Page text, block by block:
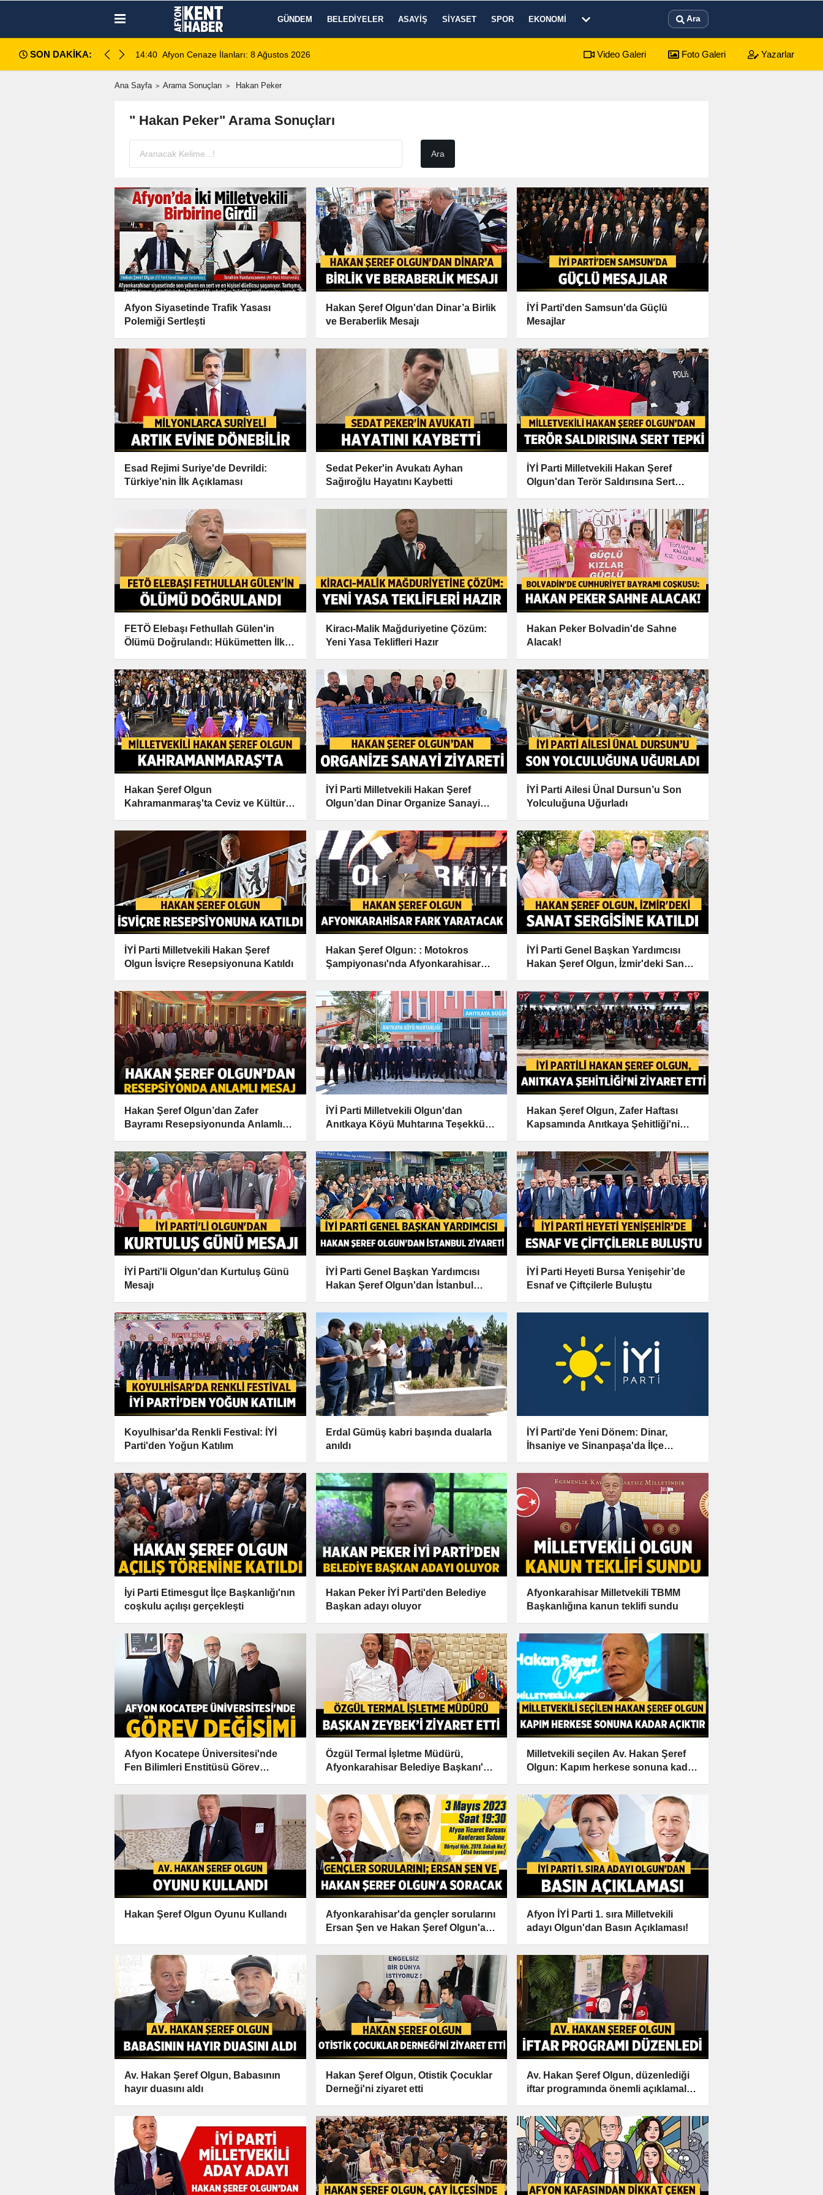
GÜNDEM BELEDIYELER ASAYIŞ SIYASET SPOR EKONOMI Ara
SON DAKİKA: 14:35 Sinanpaşa’da Otobüs Kazası: 1 Ölü, 15 Yaralı 8 Ağustos 2026 Afyonkarahisar Nöbetçi Eczaneler
Video Galeri Foto Galeri Yazarlar
Ana Sayfa Arama Sonuçları Hakan Peker
" Hakan Peker" Arama Sonuçları
Afyon Siyasetinde Trafik Yasası
Polemiği Sertleşti
Hakan Şeref Olgun'dan Dinar’a Birlik
ve Beraberlik Mesajı
İYİ Parti'den Samsun'da Güçlü
Mesajlar
Esad Rejimi Suriye'de Devrildi:
Türkiye'nin İlk Açıklaması
Sedat Peker'in Avukatı Ayhan
Sağıroğlu Hayatını Kaybetti
İYİ Parti Milletvekili Hakan Şeref
Olgun'dan Terör Saldırısına Sert
FETÖ Elebaşı Fethullah Gülen'in
Ölümü Doğrulandı: Hükümetten İlk
Kiracı-Malik Mağduriyetine Çözüm:
Yeni Yasa Teklifleri Hazır
Hakan Peker Bolvadin'de Sahne
Alacak!
Hakan Şeref Olgun
Kahramanmaraş'ta Ceviz ve Kültür
İYİ Parti Milletvekili Hakan Şeref
Olgun’dan Dinar Organize Sanayi
İYİ Parti Ailesi Ünal Dursun’u Son
Yolculuğuna Uğurladı
İYİ Parti Milletvekili Hakan Şeref
Olgun İsviçre Resepsiyonuna Katıldı
Hakan Şeref Olgun: : Motokros
Şampiyonası'nda Afyonkarahisar
İYİ Parti Genel Başkan Yardımcısı
Hakan Şeref Olgun, İzmir'deki Sanat
Hakan Şeref Olgun’dan Zafer
Bayramı Resepsiyonunda Anlamlı
İYİ Parti Milletvekili Olgun'dan
Anıtkaya Köyü Muhtarına Teşekkür
Hakan Şeref Olgun, Zafer Haftası
Kapsamında Anıtkaya Şehitliği'ni
İYİ Parti'li Olgun'dan Kurtuluş Günü
Mesajı
İYİ Parti Genel Başkan Yardımcısı
Hakan Şeref Olgun'dan İstanbul
İYİ Parti Heyeti Bursa Yenişehir’de
Esnaf ve Çiftçilerle Buluştu
Koyulhisar'da Renkli Festival: İYİ
Parti'den Yoğun Katılım
Erdal Gümüş kabri başında dualarla
anıldı
İYİ Parti'de Yeni Dönem: Dinar,
İhsaniye ve Sinanpaşa'da İlçe
İyi Parti Etimesgut İlçe Başkanlığı'nın
coşkulu açılışı gerçekleşti
Hakan Peker İYİ Parti'den Belediye
Başkan adayı oluyor
Afyonkarahisar Milletvekili TBMM
Başkanlığına kanun teklifi sundu
Afyon Kocatepe Üniversitesi'nde
Fen Bilimleri Enstitüsü Görev
Özgül Termal İşletme Müdürü,
Afyonkarahisar Belediye Başkanı'nı
Milletvekili seçilen Av. Hakan Şeref
Olgun: Kapım herkese sonuna kadar
Hakan Şeref Olgun Oyunu Kullandı
Afyonkarahisar'da gençler sorularını
Ersan Şen ve Hakan Şeref Olgun'a
Afyon İYİ Parti 1. sıra Milletvekili
adayı Olgun'dan Basın Açıklaması!
Av. Hakan Şeref Olgun, Babasının
hayır duasını aldı
Hakan Şeref Olgun, Otistik Çocuklar
Derneği'ni ziyaret etti
Av. Hakan Şeref Olgun, düzenlediği
iftar programında önemli açıklamalar